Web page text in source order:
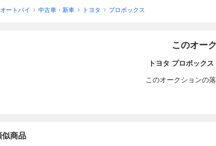
ートバイ 中古車・新車 トヨタ プロボックス
このオー
トヨタ プロボック
このオークションの
似商品